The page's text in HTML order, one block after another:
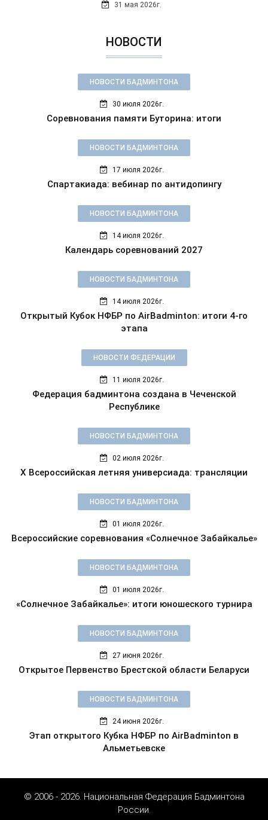
31 мая 2026г.
НОВОСТИ
НОВОСТИ БАДМИНТОНА
30 июля 2026г.
Соревнования памяти Буторина: итоги
НОВОСТИ БАДМИНТОНА
17 июля 2026г.
Спартакиада: вебинар по антидопингу
НОВОСТИ БАДМИНТОНА
14 июля 2026г.
Календарь соревнований 2027
НОВОСТИ БАДМИНТОНА
14 июля 2026г.
Открытый Кубок НФБР по AirBadminton: итоги 4-го
этапа
НОВОСТИ ФЕДЕРАЦИИ
11 июля 2026г.
Федерация бадминтона создана в Чеченской
Республике
НОВОСТИ БАДМИНТОНА
02 июля 2026г.
X Всероссийская летняя универсиада: трансляции
НОВОСТИ БАДМИНТОНА
01 июля 2026г.
Всероссийские соревнования «Солнечное Забайкалье»
НОВОСТИ БАДМИНТОНА
01 июля 2026г.
«Солнечное Забайкалье»: итоги юношеского турнира
НОВОСТИ БАДМИНТОНА
27 июня 2026г.
Открытое Первенство Брестской области Беларуси
НОВОСТИ БАДМИНТОНА
24 июня 2026г.
Этап открытого Кубка НФБР по AirBadminton в
Альметьевске
© 2006 - 2026. Национальная Федерация Бадминтона
России.